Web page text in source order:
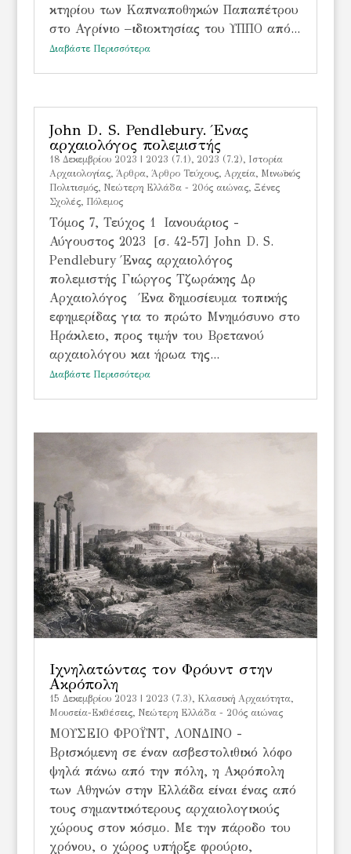
κτηρίου των Καπναποθηκών Παπαπέτρου
στο Αγρίνιο –ιδιοκτησίας του ΥΠΠΟ από...
Διαβάστε Περισσότερα
John D. S. Pendlebury. Ένας
αρχαιολόγος πολεμιστής
18 Δεκεμβρίου 2023 2023 (7.1), 2023 (7.2), Iστορία
Αρχαιολογίας, Άρθρα, Άρθρο Τεύχους, Αρχεία, Μινωϊκός
Πολιτισμός, Νεώτερη Ελλάδα - 20ός αιώνας, Ξένες
Σχολές, Πόλεμος
Τόμος 7, Τεύχος 1 Ιανουάριος -
Αύγουστος 2023 [σ. 42-57] John D. S.
Pendlebury Ένας αρχαιολόγος
πολεμιστής Γιώργος Τζωράκης Δρ
Αρχαιολόγος Ένα δημοσίευμα τοπικής
εφημερίδας για το πρώτο Μνημόσυνο στο
Ηράκλειο, προς τιμήν του Βρετανού
αρχαιολόγου και ήρωα της...
Διαβάστε Περισσότερα
Ιχνηλατώντας τον Φρόυντ στην
Ακρόπολη
15 Δεκεμβρίου 2023 2023 (7.3), Kλασική Αρχαιότητα,
Μουσεία-Εκθέσεις, Νεώτερη Ελλάδα - 20ός αιώνας
ΜΟΥΣΕΙΟ ΦΡΟΫΝΤ, ΛΟΝΔΙΝΟ -
Βρισκόμενη σε έναν ασβεστολιθικό λόφο
ψηλά πάνω από την πόλη, η Ακρόπολη
των Αθηνών στην Ελλάδα είναι ένας από
τους σημαντικότερους αρχαιολογικούς
χώρους στον κόσμο. Με την πάροδο του
χρόνου, ο χώρος υπήρξε φρούριο,